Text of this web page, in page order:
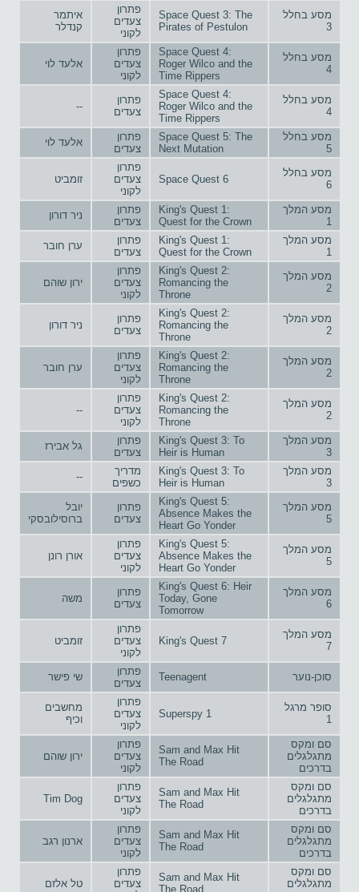
מסע בחלל
3
Space Quest 3: The
Pirates of Pestulon
פתרון
צעדים
לקוני
איתמר
קנדלר
מסע בחלל
4
Space Quest 4:
Roger Wilco and the
Time Rippers
פתרון
צעדים
לקוני
אלעד לוי
מסע בחלל
4
Space Quest 4:
Roger Wilco and the
Time Rippers
פתרון
צעדים
--
מסע בחלל
5
Space Quest 5: The
Next Mutation
פתרון
צעדים
אלעד לוי
מסע בחלל
6
Space Quest 6
פתרון
צעדים
לקוני
זומביט
מסע המלך
1
King's Quest 1:
Quest for the Crown
פתרון
צעדים
ניר דורון
מסע המלך
1
King's Quest 1:
Quest for the Crown
פתרון
צעדים
ערן חובר
מסע המלך
2
King's Quest 2:
Romancing the
Throne
פתרון
צעדים
לקוני
ירון שוהם
מסע המלך
2
King's Quest 2:
Romancing the
Throne
פתרון
צעדים
ניר דורון
מסע המלך
2
King's Quest 2:
Romancing the
Throne
פתרון
צעדים
לקוני
ערן חובר
מסע המלך
2
King's Quest 2:
Romancing the
Throne
פתרון
צעדים
לקוני
--
מסע המלך
3
King's Quest 3: To
Heir is Human
פתרון
צעדים
גל אבירז
מסע המלך
3
King's Quest 3: To
Heir is Human
מדריך
כשפים
--
מסע המלך
5
King's Quest 5:
Absence Makes the
Heart Go Yonder
פתרון
צעדים
יובל
ברוסילובסקי
מסע המלך
5
King's Quest 5:
Absence Makes the
Heart Go Yonder
פתרון
צעדים
לקוני
אורן רונן
מסע המלך
6
King's Quest 6: Heir
Today, Gone
Tomorrow
פתרון
צעדים
משה
מסע המלך
7
King's Quest 7
פתרון
צעדים
לקוני
זומביט
סוכן-נוער Teenagent
פתרון
צעדים
שי פישר
סופר מרגל
1
Superspy 1
פתרון
צעדים
לקוני
מחשבים
וכיף
סם ומקס
מתגלגלים
בדרכים
Sam and Max Hit
The Road
פתרון
צעדים
לקוני
ירון שוהם
סם ומקס
מתגלגלים
בדרכים
Sam and Max Hit
The Road
פתרון
צעדים
לקוני
Tim Dog
סם ומקס
מתגלגלים
בדרכים
Sam and Max Hit
The Road
פתרון
צעדים
לקוני
ארנון רגב
סם ומקס
מתגלגלים
Sam and Max Hit
The Road
פתרון
צעדים
טל אלזם